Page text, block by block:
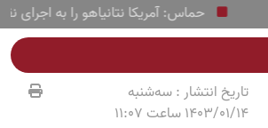
حماس: آمریکا نتانیاهو را به اجرای نقشه
تاریخ انتشار :سه‌شنبه
1403/01/14 ساعت 11:07